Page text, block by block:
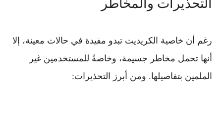
التحذيرات والمخاطر
رغم أن خاصية الكريديت تبدو مفيدة في حالات معينة، إلا
أنها تحمل مخاطر جسيمة، وخاصةً للمستخدمين غير
الملمين بتفاصيلها. ومن أبرز التحذيرات: